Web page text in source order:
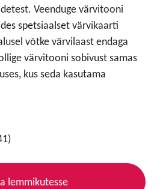
Veenduge värvitooni
spetsiaalset värvikaarti
võtke värvilaast endaga
värvitooni sobivust samas
kus seda kasutama
lemmikutesse